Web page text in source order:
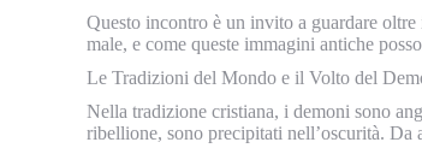
Questo incontro è un invito a guardare
male, e come queste immagini antiche
Le Tradizioni del Mondo e il Volto del
Nella tradizione cristiana, i demoni sono
ribellione, sono precipitati nell’oscurità. Da